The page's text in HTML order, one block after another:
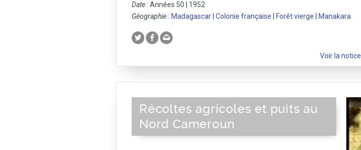
Date :Années 50 | 1952
Géographie : Madagascar Colonie française Forêt vierge Manakara
Voir la notice
Récoltes agricoles et puits au
Nord Cameroun